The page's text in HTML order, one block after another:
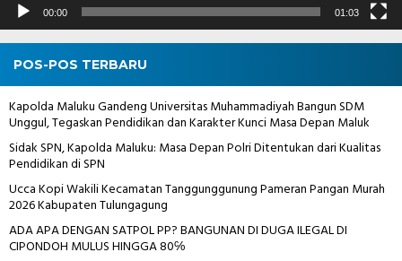
00:00 01:03
POS-POS TERBARU
Kapolda Maluku Gandeng Universitas Muhammadiyah Bangun SDM
Unggul, Tegaskan Pendidikan dan Karakter Kunci Masa Depan Maluk
Sidak SPN, Kapolda Maluku: Masa Depan Polri Ditentukan dari Kualitas
Pendidikan di SPN
Ucca Kopi Wakili Kecamatan Tanggunggunung Pameran Pangan Murah
2026 Kabupaten Tulungagung
ADA APA DENGAN SATPOL PP? BANGUNAN DI DUGA ILEGAL DI
CIPONDOH MULUS HINGGA 80℅